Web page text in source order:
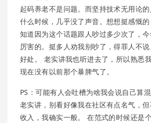
起码养老不是问题。而坚持技术无用论
什么时候，几乎没了声音。想想挺感慨
知道因为这个话题跟人吵过多少次了，
厉害的。挺多人劝我别吵了，得罪人不
好处。 老实讲我也听进去了，所以熟悉
现在没有以前那个暴脾气了。
PS：可能有人会吐槽为啥我会说自己算
老实讲，别看好像我在社区有点名气，
收入，我确实一般。 在范式的时候还是